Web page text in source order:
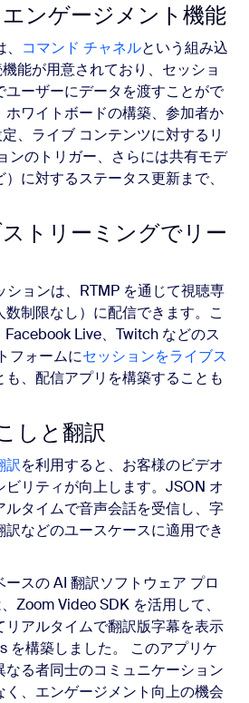
ンゲージメント機能
コマンド チャネルという組み込
能が用意されており、セッショ
ユーザーにデータを渡すことがで
ホワイトボードの構築、参加者か
、ライブ コンテンツに対するリ
ンのトリガー、さらには共有モデ
に対するステータス更新まで、
トリーミングでリー
ョンは、RTMP を通じて視聴専
制限なし）に配信できます。こ
Facebook Live、Twitch などのス
フォームにセッションをライブス
も、配信アプリを構築することも
しと翻訳
訳を利用すると、お客様のビデオ
ビリティが向上します。JSON オ
ルタイムで音声会話を受信し、字
などのユースケースに適用でき
スの AI 翻訳ソフトウェア プロ
Zoom Video SDK を活用して、
リアルタイムで翻訳版字幕を表示
を構築しました。 このアプリケ
なる者同士のコミュニケーション
く、エンゲージメント向上の機会